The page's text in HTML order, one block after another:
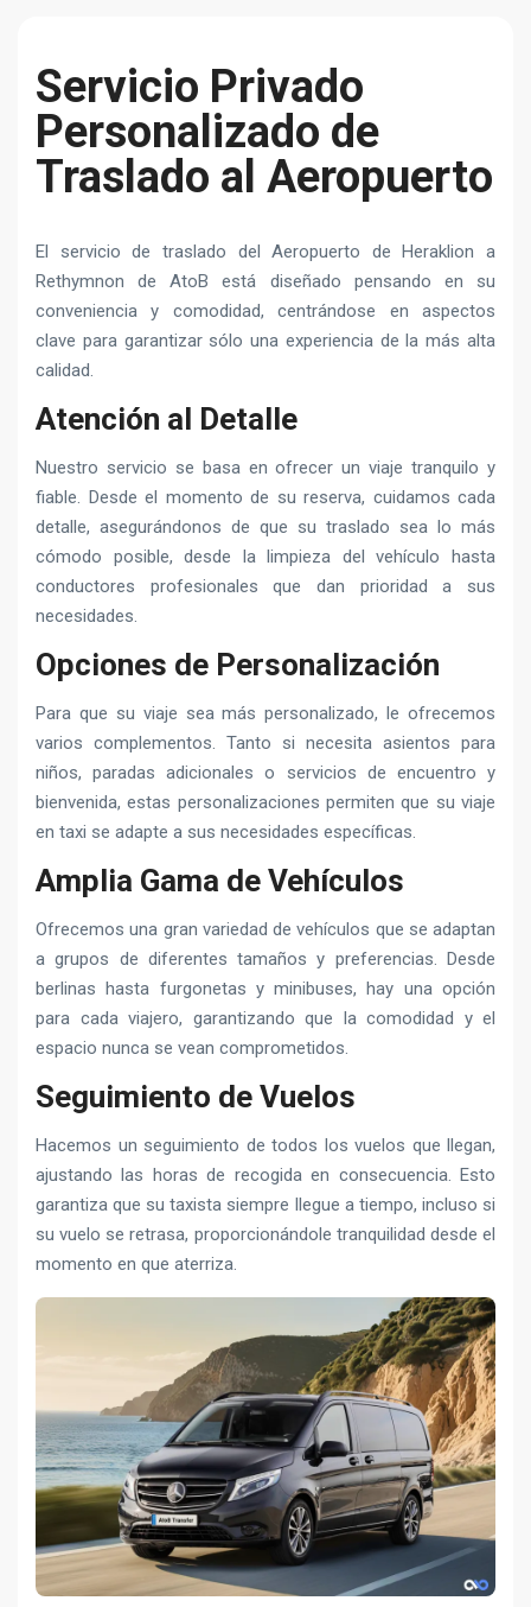
Servicio Privado
Personalizado de
Traslado al Aeropuerto
El servicio de traslado del Aeropuerto de Heraklion a
Rethymnon de AtoB está diseñado pensando en su
conveniencia y comodidad, centrándose en aspectos
clave para garantizar sólo una experiencia de la más alta
calidad.
Atención al Detalle
Nuestro servicio se basa en ofrecer un viaje tranquilo y
fiable. Desde el momento de su reserva, cuidamos cada
detalle, asegurándonos de que su traslado sea lo más
cómodo posible, desde la limpieza del vehículo hasta
conductores profesionales que dan prioridad a sus
necesidades.
Opciones de Personalización
Para que su viaje sea más personalizado, le ofrecemos
varios complementos. Tanto si necesita asientos para
niños, paradas adicionales o servicios de encuentro y
bienvenida, estas personalizaciones permiten que su viaje
en taxi se adapte a sus necesidades específicas.
Amplia Gama de Vehículos
Ofrecemos una gran variedad de vehículos que se adaptan
a grupos de diferentes tamaños y preferencias. Desde
berlinas hasta furgonetas y minibuses, hay una opción
para cada viajero, garantizando que la comodidad y el
espacio nunca se vean comprometidos.
Seguimiento de Vuelos
Hacemos un seguimiento de todos los vuelos que llegan,
ajustando las horas de recogida en consecuencia. Esto
garantiza que su taxista siempre llegue a tiempo, incluso si
su vuelo se retrasa, proporcionándole tranquilidad desde el
momento en que aterriza.